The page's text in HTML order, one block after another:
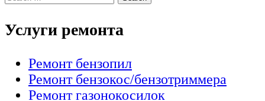
Услуги ремонта
Ремонт бензопил
Ремонт бензокос/бензотриммера
Ремонт газонокосилок